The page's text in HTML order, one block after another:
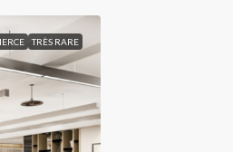
TRÈS RARE